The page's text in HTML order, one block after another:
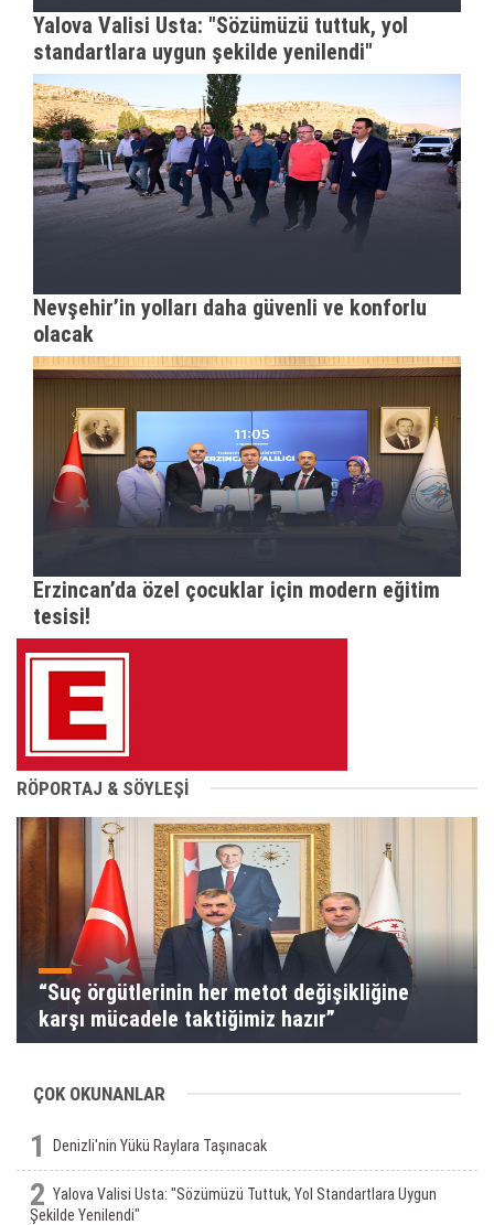
Yalova Valisi Usta: "Sözümüzü tuttuk, yol
standartlara uygun şekilde yenilendi"
Nevşehir’in yolları daha güvenli ve konforlu
olacak
Erzincan’da özel çocuklar için modern eğitim
tesisi!
RÖPORTAJ & SÖYLEŞİ
“Suç örgütlerinin her metot değişikliğine
karşı mücadele taktiğimiz hazır”
ÇOK OKUNANLAR
1 Denizli'nin Yükü Raylara Taşınacak
2 Yalova Valisi Usta: "Sözümüzü Tuttuk, Yol Standartlara Uygun
Şekilde Yenilendi"